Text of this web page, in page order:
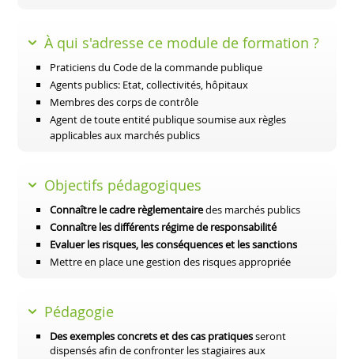
À qui s'adresse ce module de formation ?
Praticiens du Code de la commande publique
Agents publics: Etat, collectivités, hôpitaux
Membres des corps de contrôle
Agent de toute entité publique soumise aux règles
applicables aux marchés publics
Objectifs pédagogiques
Connaître le cadre règlementairedes marchés publics
Connaître les différents régime de responsabilité
Evaluer les risques, les conséquences et les sanctions
Mettre en place une gestion des risques appropriée
Pédagogie
Des exemples concrets et des cas pratiquesseront
dispensés afin de confronter les stagiaires aux